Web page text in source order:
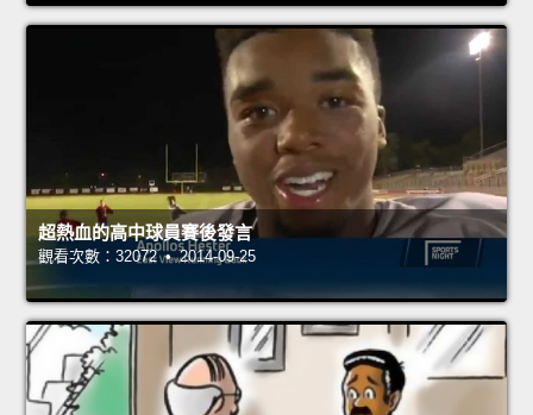
超熱血的高中球員賽後發言
觀看次數：32072 • 2014-09-25